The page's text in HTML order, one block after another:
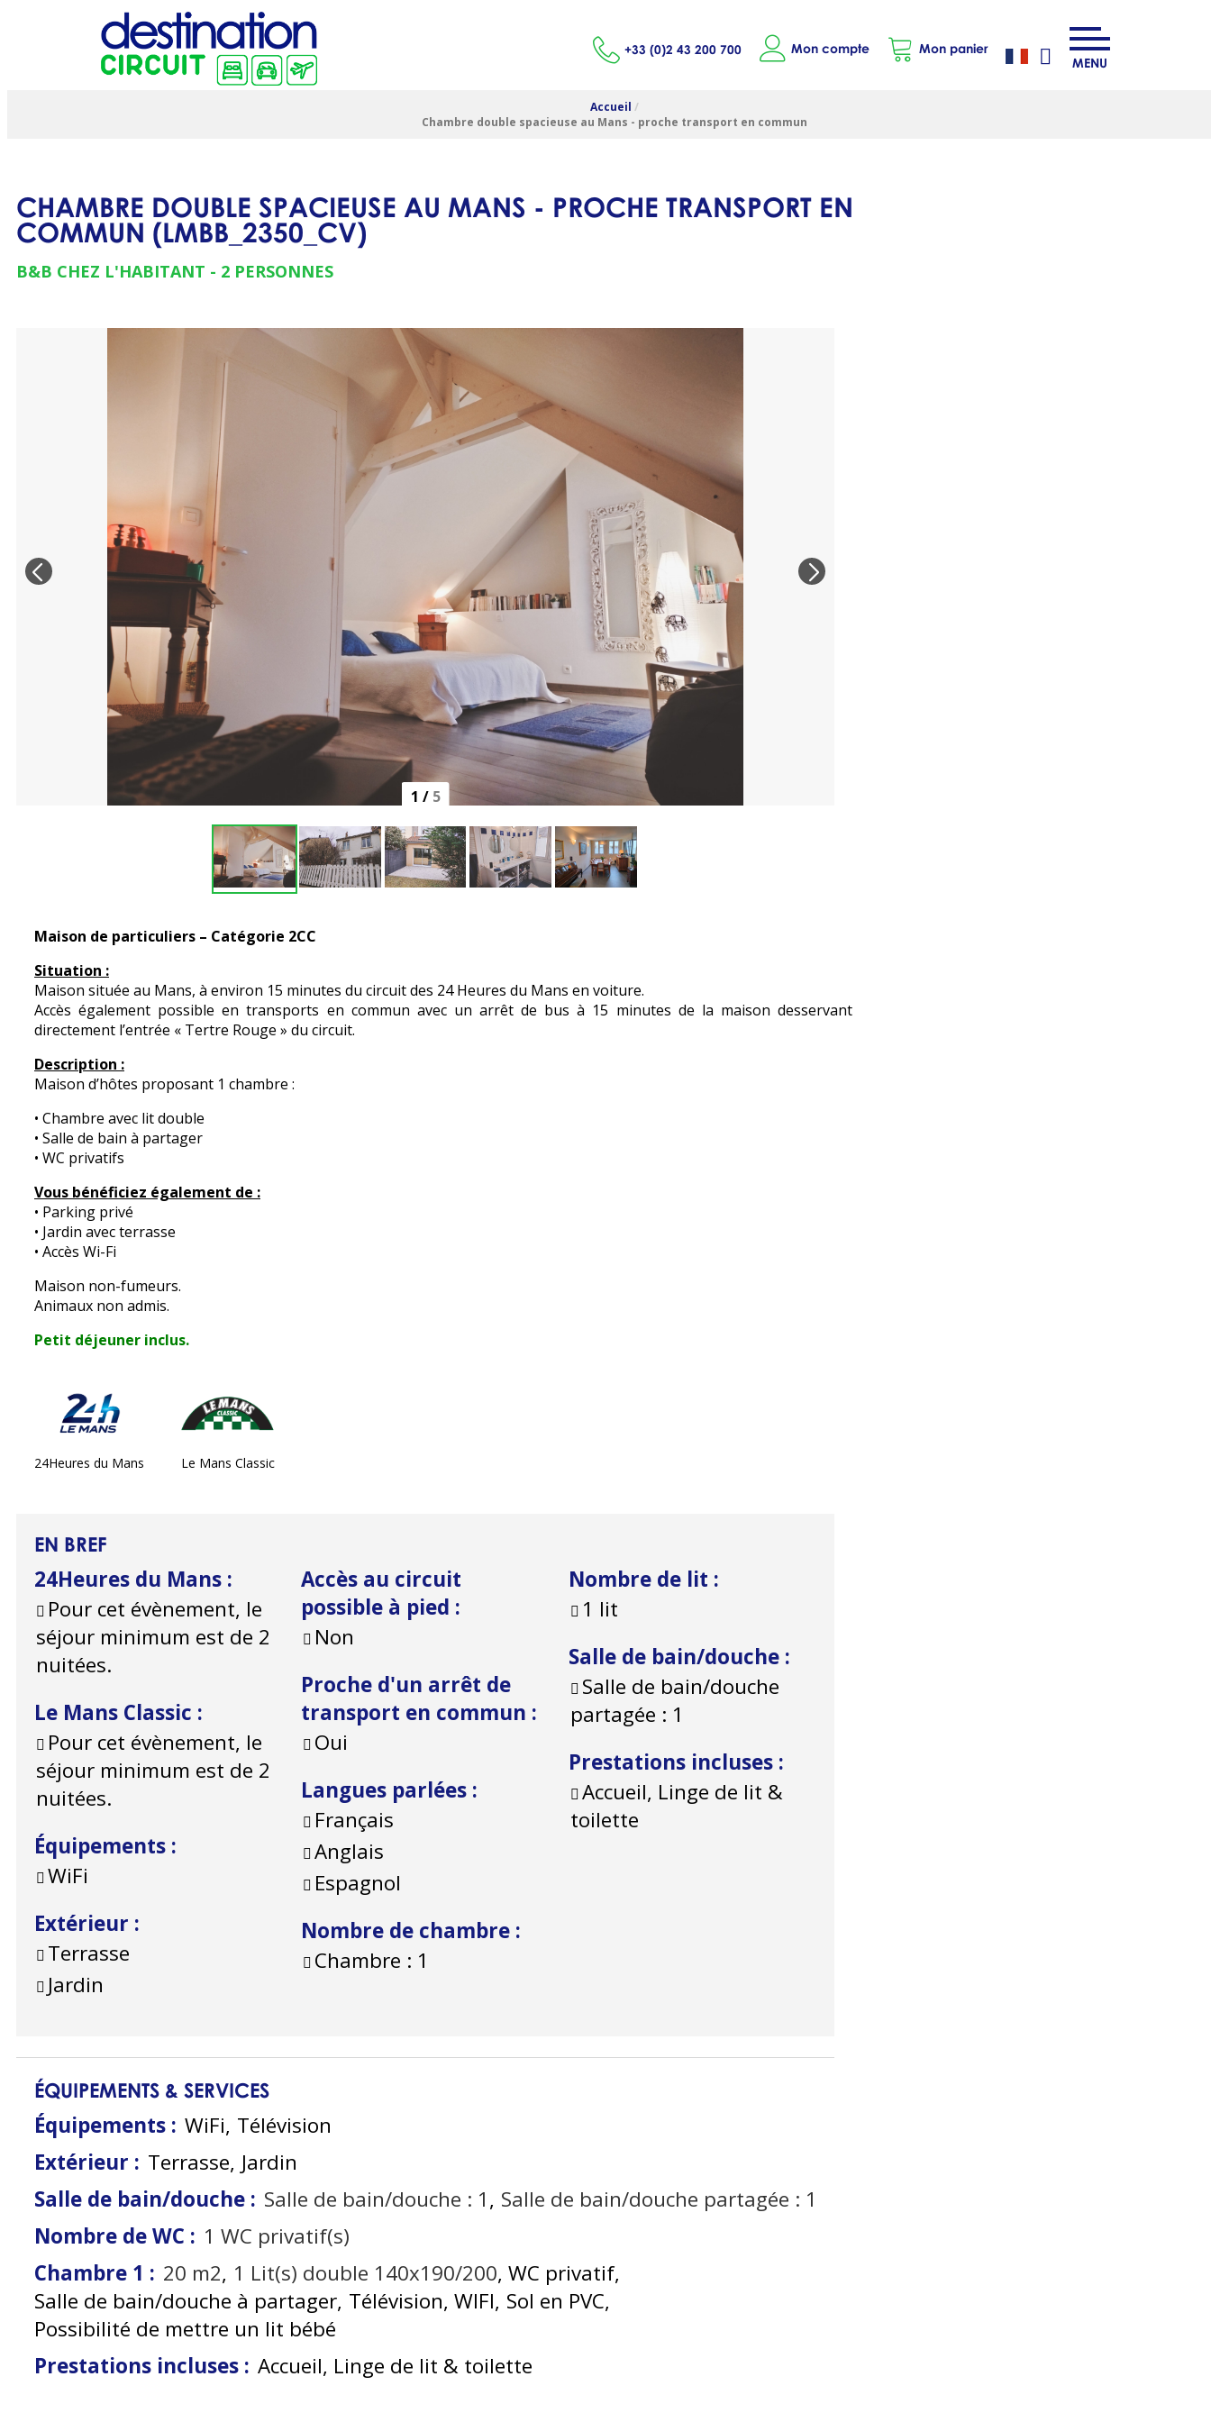
+33 (0)2 43 200 700 Mon compte
Mon panier
MENU
Accueil /
Chambre double spacieuse au Mans - proche transport en commun
CHAMBRE DOUBLE SPACIEUSE AU MANS - PROCHE TRANSPORT EN
COMMUN (LMBB_2350_CV)
B&B CHEZ L'HABITANT 2 PERSONNES
1 / 5
Maison de particuliers – Catégorie 2CC
Situation :
Maison située au Mans, à environ 15 minutes du circuit des 24 Heures du Mans en voiture.
Accès également possible en transports en commun avec un arrêt de bus à 15 minutes de la maison desservant
directement l’entrée « Tertre Rouge » du circuit.
Description :
Maison d’hôtes proposant 1 chambre :
• Chambre avec lit double
• Salle de bain à partager
• WC privatifs
Vous bénéficiez également de :
• Parking privé
• Jardin avec terrasse
• Accès Wi-Fi
Maison non-fumeurs.
Animaux non admis.
Petit déjeuner inclus.
24Heures du Mans Le Mans Classic
EN BREF
24Heures du Mans :
Pour cet évènement, le
séjour minimum est de 2
nuitées.
Le Mans Classic :
Pour cet évènement, le
séjour minimum est de 2
nuitées.
Équipements :
WiFi
Extérieur :
Terrasse
Jardin
Accès au circuit
possible à pied :
Non
Proche d'un arrêt de
transport en commun :
Oui
Langues parlées :
Français
Anglais
Espagnol
Nombre de chambre :
Chambre : 1
Nombre de lit :
1 lit
Salle de bain/douche :
Salle de bain/douche
partagée : 1
Prestations incluses :
Accueil, Linge de lit &
toilette
ÉQUIPEMENTS & SERVICES
Équipements : WiFi Télévision
Extérieur : Terrasse Jardin
Salle de bain/douche : Salle de bain/douche : 1 Salle de bain/douche partagée : 1
Nombre de WC : 1 WC privatif(s)
Chambre 1 : 20 m2 1 Lit(s) double 140x190/200 WC privatif
Salle de bain/douche à partager Télévision WIFI Sol en PVC
Possibilité de mettre un lit bébé
Prestations incluses : Accueil, Linge de lit & toilette